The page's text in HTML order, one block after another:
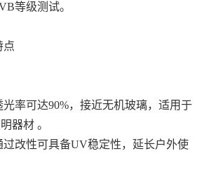
等级测试。
点
光率可达90%，接近无机玻璃，适用于
器材 。
过改性可具备UV稳定性，延长户外使